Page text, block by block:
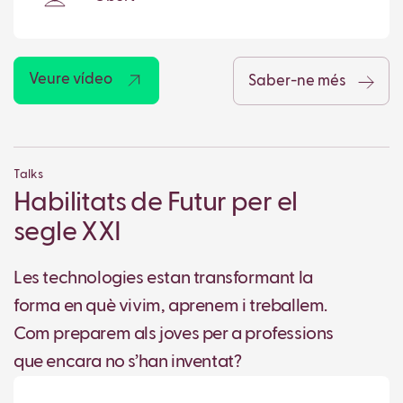
Veure vídeo Saber-ne més
Talks
Habilitats de Futur per el
segle XXI
Les technologies estan transformant la
forma en què vivim, aprenem i treballem.
Com preparem als joves per a professions
que encara no s’han inventat?